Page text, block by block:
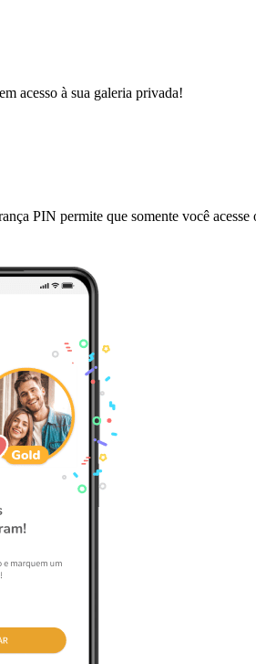
acesso à sua galeria privada!
PIN permite que somente você acesse